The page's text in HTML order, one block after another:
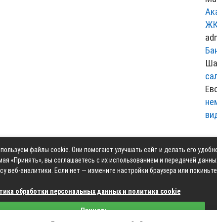
ЖК
Контакты Карта
с редакцией сайта:
файлы cookie. Они помогают улучшать сайт и делать его
«Принять», вы соглашаетесь с их использованием и передачей
веб-аналитики. Если нет — измените настройки браузера или покиньте
обработки персональных данных и политика cookie
Принять